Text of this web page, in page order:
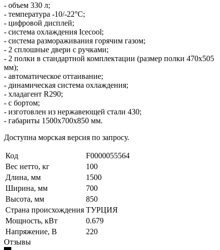
- объем 330 л;
- температура -10/-22°C;
- цифровой дисплей;
- система охлаждения Icecool;
- система размораживания горячим газом;
- 2 сплошные двери с ручками;
- 2 полки в стандартной комплектации (размер полки 470х505
мм);
- автоматическое оттаивание;
- динамическая система охлаждения;
- хладагент R290;
- с бортом;
- изготовлен из нержавеющей стали 430;
- габариты 1500x700x850 мм.
Доступна морская версия по запросу.
Код
F0000055564
Вес нетто, кг
100
Длина, мм
1500
Ширина, мм
700
Высота, мм
850
Страна происхождения ТУРЦИЯ
Мощность, кВт
0.679
Напряжение, В
220
Отзывы